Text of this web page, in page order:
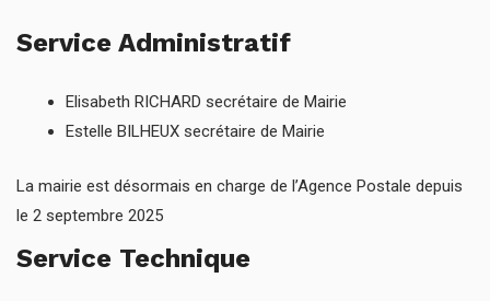
Service Administratif
Elisabeth RICHARD secrétaire de Mairie
Estelle BILHEUX secrétaire de Mairie
La mairie est désormais en charge de l’Agence Postale depuis
le 2 septembre 2025
Service Technique